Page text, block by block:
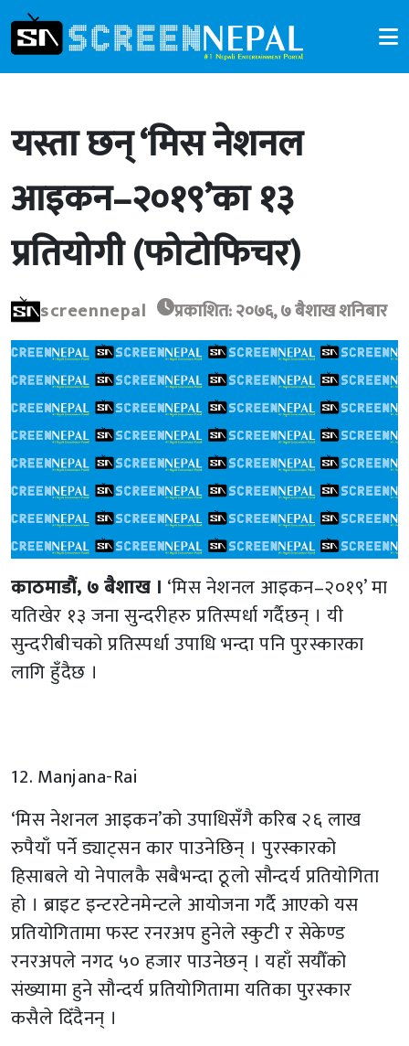
यस्ता छन् ‘मिस नेशनल
आइकन–२०१९’का १३
प्रतियोगी (फोटोफिचर)
screennepal प्रकाशित: २०७६, ७ बैशाख शनिबार
काठमाडौं, ७ बैशाख । ‘मिस नेशनल आइकन–२०१९’ मा
यतिखेर १३ जना सुन्दरीहरु प्रतिस्पर्धा गर्दैछन् । यी
सुन्दरीबीचको प्रतिस्पर्धा उपाधि भन्दा पनि पुरस्कारका
लागि हुँदैछ ।
12. Manjana-Rai
‘मिस नेशनल आइकन’को उपाधिसँगै करिब २६ लाख
रुपैयाँ पर्ने ड्याट्सन कार पाउनेछिन् । पुरस्कारको
हिसाबले यो नेपालकै सबैभन्दा ठूलो सौन्दर्य प्रतियोगिता
हो । ब्राइट इन्टरटेनमेन्टले आयोजना गर्दै आएको यस
प्रतियोगितामा फस्ट रनरअप हुनेले स्कुटी र सेकेण्ड
रनरअपले नगद ५० हजार पाउनेछन् । यहाँ सयौँको
संख्यामा हुने सौन्दर्य प्रतियोगितामा यतिका पुरस्कार
कसैले दिँदैनन् ।